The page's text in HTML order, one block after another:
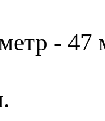
- 47